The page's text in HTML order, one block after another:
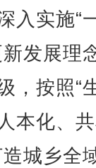
入实施“
发展理
，按照“
本化、
城乡全